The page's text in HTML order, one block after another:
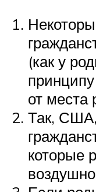
(как у
от места
Так,
которые